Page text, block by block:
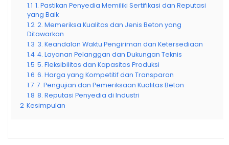
1.1 1. Pastikan Penyedia Memiliki Sertifikasi dan Reputasi
yang Baik
1.2 2. Memeriksa Kualitas dan Jenis Beton yang
Ditawarkan
1.3 3. Keandalan Waktu Pengiriman dan Ketersediaan
1.4 4. Layanan Pelanggan dan Dukungan Teknis
1.5 5. Fleksibilitas dan Kapasitas Produksi
1.6 6. Harga yang Kompetitif dan Transparan
1.7 7. Pengujian dan Pemeriksaan Kualitas Beton
1.8 8. Reputasi Penyedia di Industri
2 Kesimpulan